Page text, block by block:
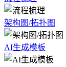
架构图/拓扑图
AI生成模板